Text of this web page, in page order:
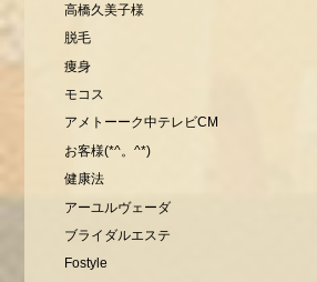
高橋久美子様
脱毛
痩身
モコス
アメトーーク中テレビCM
お客様(*^。^*)
健康法
アーユルヴェーダ
ブライダルエステ
Fostyle